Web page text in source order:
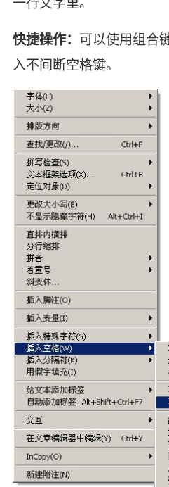
快捷操作： 可以使用组合
入不间断空格键。